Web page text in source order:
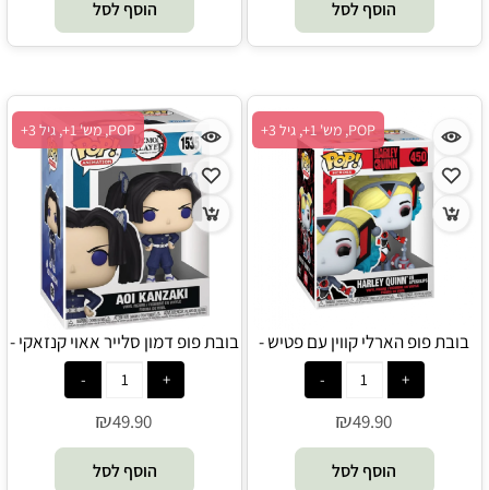
הוסף לסל הוסף לסל
POP, מש' 1+, גיל 3+
בובת פופ הארלי קווין עם פטיש -
₪49.90
הוסף לסל
POP, מש' 1+, גיל 3+
בובת פופ דמון סלייר אאוי קנזאקי -
₪49.90
הוסף לסל